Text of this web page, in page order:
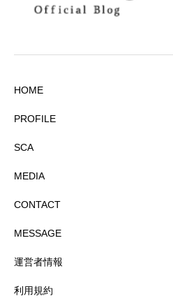
HOME
PROFILE
SCA
MEDIA
CONTACT
MESSAGE
運営者情報
利用規約